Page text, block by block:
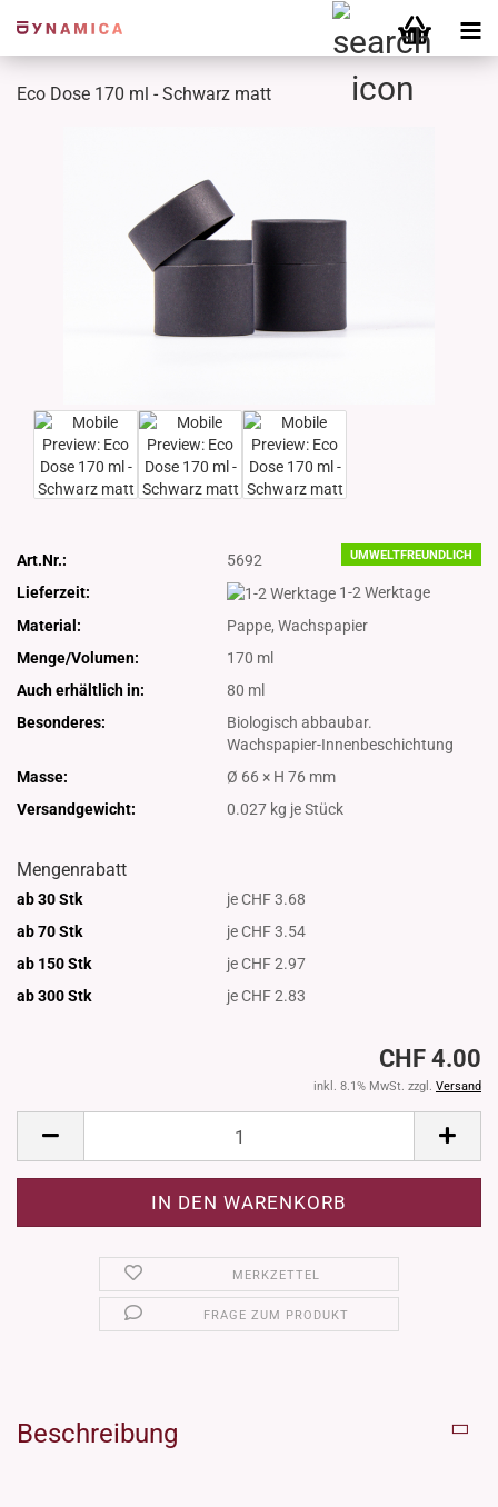
Eco Dose 170 ml - Schwarz matt
UMWELTFREUNDLICH
Art.Nr.:
5692
Lieferzeit:
1-2 Werktage
Material:
Pappe, Wachspapier
Menge/Volumen:
170 ml
Auch erhältlich in:
80 ml
Besonderes:
Biologisch abbaubar.
Wachspapier-Innenbeschichtung
Masse:
Ø 66 × H 76 mm
Versandgewicht:
0.027 kg je Stück
Mengenrabatt
ab 30 Stk
je CHF 3.68
ab 70 Stk
je CHF 3.54
ab 150 Stk
je CHF 2.97
ab 300Stk je CHF 2.83
CHF 4.00
inkl. 8.1% MwSt. zzgl. Versand
MERKZETTEL
FRAGE ZUM PRODUKT
Beschreibung